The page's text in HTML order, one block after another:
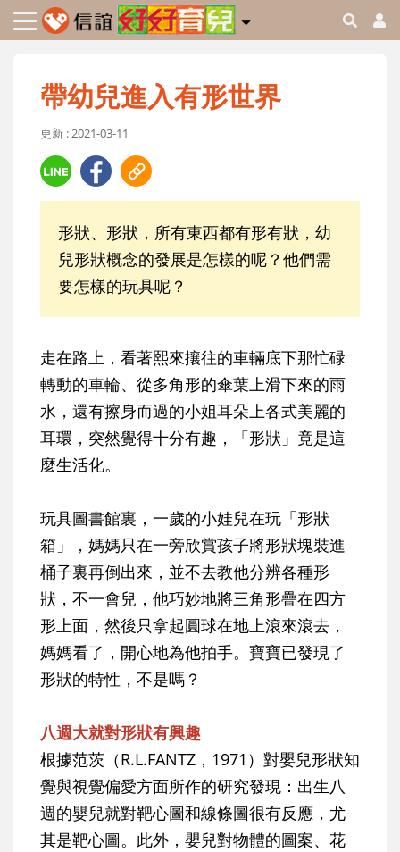
帶幼兒進入有形世界
更新 : 2021-03-11
形狀、形狀，所有東西都有形有狀，幼
兒形狀概念的發展是怎樣的呢？他們需
要怎樣的玩具呢？
走在路上，看著熙來攘往的車輛底下那忙碌
轉動的車輪、從多角形的傘葉上滑下來的雨
水，還有擦身而過的小姐耳朵上各式美麗的
耳環，突然覺得十分有趣，「形狀」竟是這
麼生活化。
玩具圖書館裏，一歲的小娃兒在玩「形狀
箱」，媽媽只在一旁欣賞孩子將形狀塊裝進
桶子裏再倒出來，並不去教他分辨各種形
狀，不一會兒，他巧妙地將三角形疊在四方
形上面，然後只拿起圓球在地上滾來滾去，
媽媽看了，開心地為他拍手。寶寶已發現了
形狀的特性，不是嗎？
八週大就對形狀有興趣
根據范茨（R.L.FANTZ，1971）對嬰兒形狀知
覺與視覺偏愛方面所作的研究發現：出生八
週的嬰兒就對靶心圖和線條圖很有反應，尤
其是靶心圖。此外，嬰兒對物體的圖案、花